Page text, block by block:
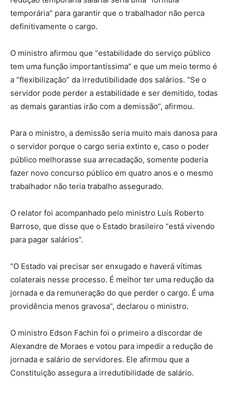
temporária” para garantir que o trabalhador não perca
definitivamente o cargo.
O ministro afirmou que “estabilidade do serviço público
tem uma função importantíssima” e que um meio termo é
a “flexibilização” da irredutibilidade dos salários. “Se o
servidor pode perder a estabilidade e ser demitido, todas
as demais garantias irão com a demissão”, afirmou.
Para o ministro, a demissão seria muito mais danosa para
o servidor porque o cargo seria extinto e, caso o poder
público melhorasse sua arrecadação, somente poderia
fazer novo concurso público em quatro anos e o mesmo
trabalhador não teria trabalho assegurado.
O relator foi acompanhado pelo ministro Luís Roberto
Barroso, que disse que o Estado brasileiro “está vivendo
para pagar salários”.
“O Estado vai precisar ser enxugado e haverá vítimas
colaterais nesse processo. É melhor ter uma redução da
jornada e da remuneração do que perder o cargo. É uma
providência menos gravosa”, declarou o ministro.
O ministro Edson Fachin foi o primeiro a discordar de
Alexandre de Moraes e votou para impedir a redução de
jornada e salário de servidores. Ele afirmou que a
Constituição assegura a irredutibilidade de salário.